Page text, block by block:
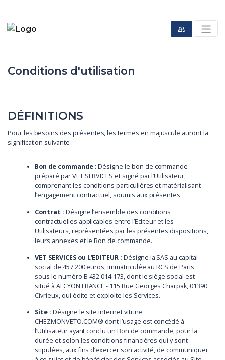
Conditions d'utilisation
DÉFINITIONS
Pour les besoins des présentes, les termes en majuscule auront la
signification suivante :
Bon de commande :Désigne le bon de commande
préparé par VET SERVICES et signé par l’Utilisateur,
comprenant les conditions particulières et matérialisant
l’engagement contractuel, soumis aux présentes.
Contrat : Désigne l’ensemble des conditions
contractuelles applicables entre l’Editeur et les
Utilisateurs, représentées par les présentes dispositions,
leurs annexes et le Bon de commande.
VET SERVICES ou L’EDITEUR : Désigne la SAS au capital
social de 457 200 euros, immatriculée au RCS de Paris
sous le numéro B 432 014 173, dont le siège social est
situé à ALCYON FRANCE - 115 Rue Georges Charpak, 01390
Civrieux, qui édite et exploite les Services.
Site : Désigne le site internet vitrine
CHEZMONVETO.COM® dont l’usage est concédé à
l’Utilisateur ayant conclu un Bon de commande, pour la
durée et selon les conditions financières qui y sont
stipulées, aux fins d’exercer son activité, de communiquer